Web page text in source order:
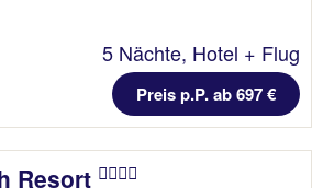
5 Nächte, Hotel + Flug
Preis p.P. ab 697 €
Resort